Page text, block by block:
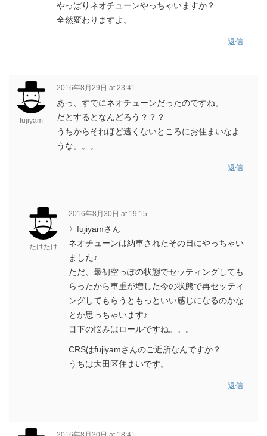
やっぱりネオチューンやっちゃいますか？
全然変わりますよ。
返信
fujiyam
2016年8月29日 at 23:41
あっ、すでにネオチューンだったのですね。
だとするとなんどろう？？？
うちからそれほど遠くないところにお住まいなよ
うな。。。
返信
たけたけ
2016年8月30日 at 19:15
〉fujiyamさん
ネオチューンは納車されたその日にやっちゃい
ました♪
ただ、最初空っぽの状態でセッティングしても
らったから車重が増した今の状態で再セッティ
ングしてもらうともっといい感じになるのかな
とか思っちゃいます♪
目下の悩みはロールですね。。。
CRSはfujiyamさんのご近所なんですか？
うちは大田区住まいです。
返信